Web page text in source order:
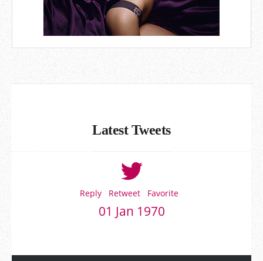
Latest Tweets
Reply Retweet Favorite
01 Jan 1970